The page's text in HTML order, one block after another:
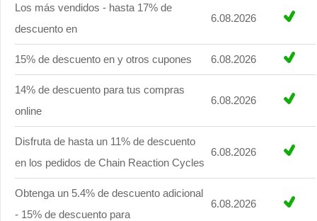
Los más vendidos - hasta 17% de
descuento en
6.08.2026
15% de descuento en y otros cupones 6.08.2026
14% de descuento para tus compras
online
6.08.2026
Disfruta de hasta un 11% de descuento
en los pedidos de Chain Reaction Cycles
6.08.2026
Obtenga un 5.4% de descuento adicional
- 15% de descuento para
6.08.2026